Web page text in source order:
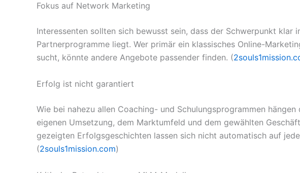
Fokus auf Network Marketing
Interessenten sollten sich bewusst sein, dass der Schwerpunkt klar
Partnerprogramme liegt. Wer primär ein klassisches Online-
sucht, könnte andere Angebote passender finden. (
Erfolg ist nicht garantiert
Wie bei nahezu allen Coaching- und Schulungsprogrammen
eigenen Umsetzung, dem Marktumfeld und dem gewählten
gezeigten Erfolgsgeschichten lassen sich nicht automatisch auf
(2souls1mission.com)